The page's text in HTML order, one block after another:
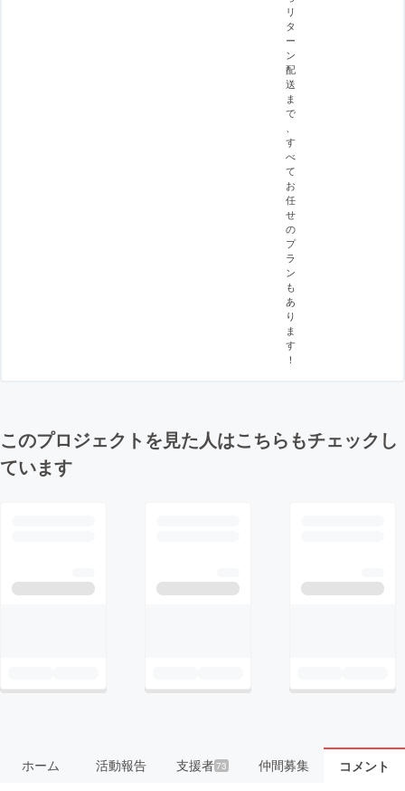
リ
タ
ー
ン
配
送
ま
で
す
べ
て
お
任
せ
の
プ
ラ
ン
も
あ
り
ま
す
！
このプロジェクトを見た人はこちらもチェックし
ています
ホーム 活動報告 支援者73 仲間募集 コメント